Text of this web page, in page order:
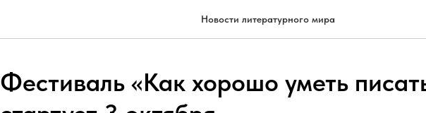
Новости литературного мира
Фестиваль «Как хорошо уметь